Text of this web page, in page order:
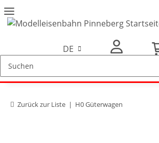
DE
Zurück zur Liste H0 Güterwagen